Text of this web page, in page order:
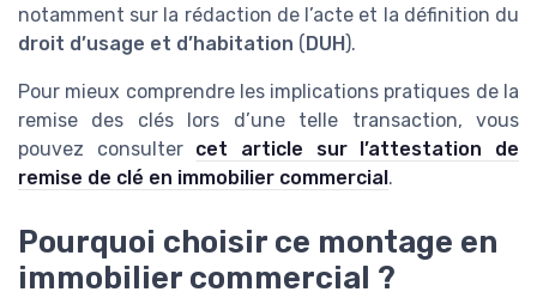
notamment sur la rédaction de l’acte et la définition du
droit d’usage et d’habitation (DUH).
Pour mieux comprendre les implications pratiques de la
remise des clés lors d’une telle transaction, vous
pouvez consulter cet article sur l’attestation de
remise de clé en immobilier commercial.
Pourquoi choisir ce montage en
immobilier commercial ?